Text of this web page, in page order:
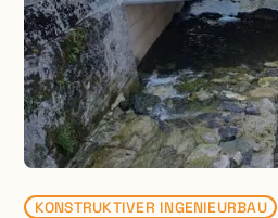
KONSTRUKTIVER INGENIEURBAU